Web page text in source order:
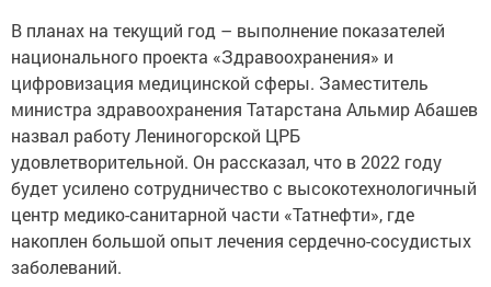
В планах на текущий год – выполнение показателей
национального проекта «Здравоохранения» и
цифровизация медицинской сферы. Заместитель
министра здравоохранения Татарстана Альмир Абашев
назвал работу Лениногорской ЦРБ
удовлетворительной. Он рассказал, что в 2022 году
будет усилено сотрудничество с высокотехнологичный
центр медико-санитарной части «Татнефти», где
накоплен большой опыт лечения сердечно-сосудистых
заболеваний.